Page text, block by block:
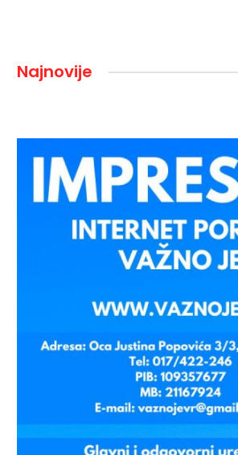
Najnovije